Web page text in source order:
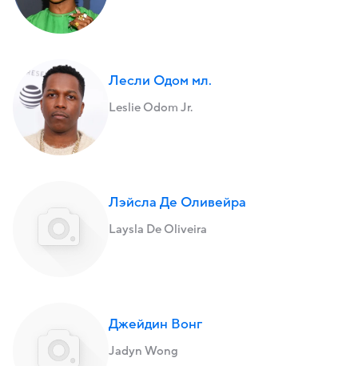
Лесли Одом мл.
Leslie Odom Jr.
Лэйсла Де Оливейра
Laysla De Oliveira
Джейдин Вонг
Jadyn Wong